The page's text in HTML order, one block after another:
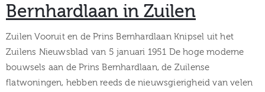
Bernhardlaan in Zuilen
Zuilen Vooruit en de Prins Bernhardlaan Knipsel uit het
Zuilens Nieuwsblad van 5 januari 1951 De hoge moderne
bouwsels aan de Prins Bernhardlaan, de Zuilense
flatwoningen, hebben reeds de nieuwsgierigheid van velen